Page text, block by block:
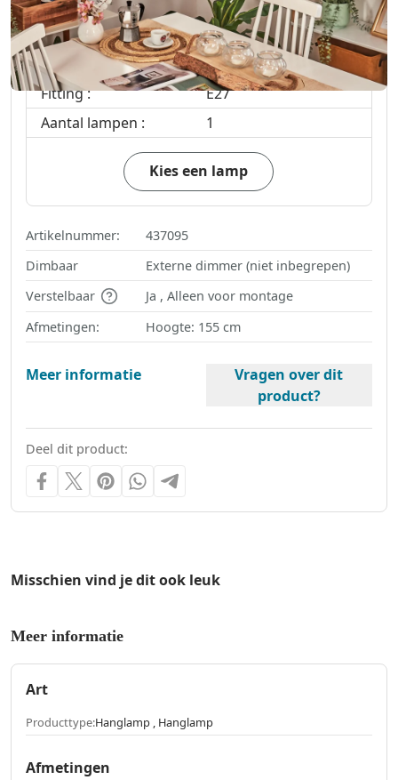
Levertijd 3-5 werkdagen
Geen gloeilampinbegrepen.
Fitting :
E27
Aantal lampen :
1
Kies een lamp
Artikelnummer:
437095
Dimbaar
Externe dimmer (niet inbegrepen)
Verstelbaar
Ja , Alleen voor montage
Afmetingen:
Hoogte: 155 cm
Meer informatie
Vragen over dit
product?
Deel dit product:
Misschien vind je dit ook leuk
Meer informatie
Art
Producttype:Hanglamp , Hanglamp
Afmetingen